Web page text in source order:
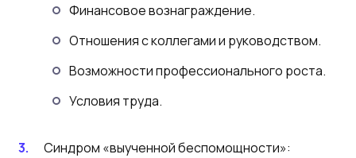
Финансовое вознаграждение.
Отношения с коллегами и руководством.
Возможности профессионального роста.
Условия труда.
Синдром «выученной беспомощности»: